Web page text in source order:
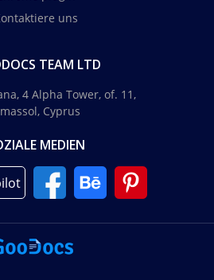
uns
TEAM LTD
4 Alpha Tower, of. 11,
Cyprus
MEDIEN